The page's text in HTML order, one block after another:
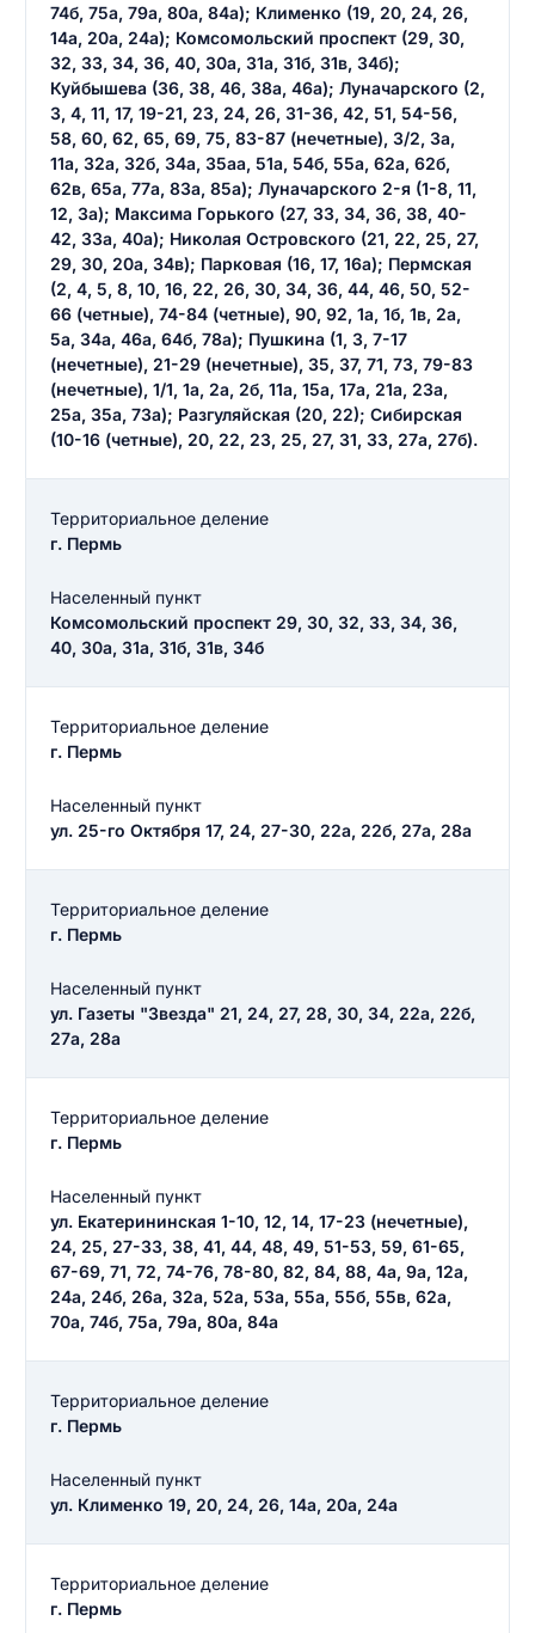
74б, 75а, 79а, 80а, 84а); Клименко (19, 20, 24, 26,
14а, 20а, 24а); Комсомольский проспект (29, 30,
32, 33, 34, 36, 40, 30а, 31а, 31б, 31в, 34б);
Куйбышева (36, 38, 46, 38а, 46а); Луначарского (2,
3, 4, 11, 17, 19-21, 23, 24, 26, 31-36, 42, 51, 54-56,
58, 60, 62, 65, 69, 75, 83-87 (нечетные), 3/2, 3а,
11а, 32а, 32б, 34а, 35аа, 51а, 54б, 55а, 62а, 62б,
62в, 65а, 77а, 83а, 85а); Луначарского 2-я (1-8, 11,
12, 3а); Максима Горького (27, 33, 34, 36, 38, 40-
42, 33а, 40а); Николая Островского (21, 22, 25, 27,
29, 30, 20а, 34в); Парковая (16, 17, 16а); Пермская
(2, 4, 5, 8, 10, 16, 22, 26, 30, 34, 36, 44, 46, 50, 52-
66 (четные), 74-84 (четные), 90, 92, 1а, 1б, 1в, 2а,
5а, 34а, 46а, 64б, 78а); Пушкина (1, 3, 7-17
(нечетные), 21-29 (нечетные), 35, 37, 71, 73, 79-83
(нечетные), 1/1, 1а, 2а, 2б, 11а, 15а, 17а, 21а, 23а,
25а, 35а, 73а); Разгуляйская (20, 22); Сибирская
(10-16 (четные), 20, 22, 23, 25, 27, 31, 33, 27а, 27б).
Территориальное деление
г. Пермь
Населенный пункт
Комсомольский проспект 29, 30, 32, 33, 34, 36,
40, 30а, 31а, 31б, 31в, 34б
Территориальное деление
г. Пермь
Населенный пункт
ул. 25-го Октября 17, 24, 27-30, 22а, 22б, 27а, 28а
Территориальное деление
г. Пермь
Населенный пункт
ул. Газеты "Звезда" 21, 24, 27, 28, 30, 34, 22а, 22б,
27а, 28а
Территориальное деление
г. Пермь
Населенный пункт
ул. Екатерининская 1-10, 12, 14, 17-23 (нечетные),
24, 25, 27-33, 38, 41, 44, 48, 49, 51-53, 59, 61-65,
67-69, 71, 72, 74-76, 78-80, 82, 84, 88, 4а, 9а, 12а,
24а, 24б, 26а, 32а, 52а, 53а, 55а, 55б, 55в, 62а,
70а, 74б, 75а, 79а, 80а, 84а
Территориальное деление
г. Пермь
Населенный пункт
ул. Клименко 19, 20, 24, 26, 14а, 20а, 24а
Территориальное деление
г. Пермь
Введите свое имя